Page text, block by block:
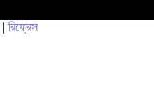
| রিফ্রেস